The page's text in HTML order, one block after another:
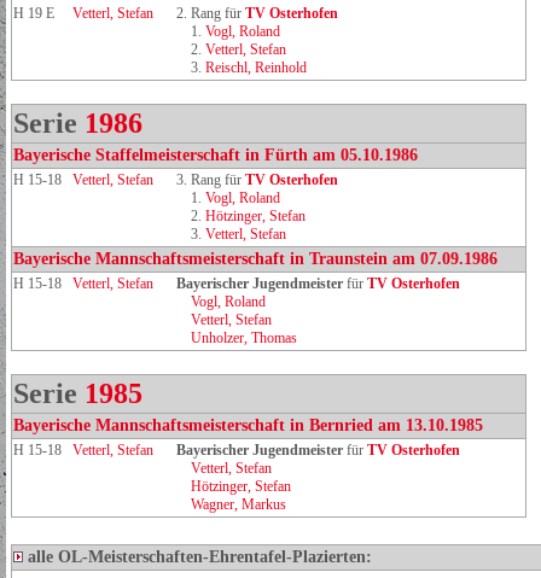
H 19 E
Vetterl, Stefan 2. Rang für TV Osterhofen
1. Vogl, Roland
2. Vetterl, Stefan
3. Reischl, Reinhold
Serie 1986
Bayerische Staffelmeisterschaft in Fürth am 05.10.1986
H 15-18 Vetterl, Stefan 3. Rang für TV Osterhofen
1. Vogl, Roland
2. Hötzinger, Stefan
3. Vetterl, Stefan
Bayerische Mannschaftsmeisterschaft in Traunstein am 07.09.1986
H 15-18 Vetterl, Stefan Bayerischer Jugendmeister für TV Osterhofen
Vogl, Roland
Vetterl, Stefan
Unholzer, Thomas
Serie 1985
Bayerische Mannschaftsmeisterschaft in Bernried am 13.10.1985
H 15-18 Vetterl, Stefan Bayerischer Jugendmeister für TV Osterhofen
Vetterl, Stefan
Hötzinger, Stefan
Wagner, Markus
alle OL-Meisterschaften-Ehrentafel-Plazierten: